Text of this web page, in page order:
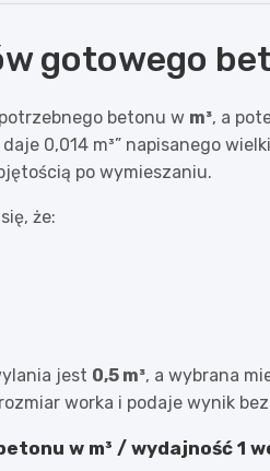
gotowego
betonu w m³, a
0,014 m³” napisanego
po wymieszaniu.
że:
jest 0,5 m³, a wybrana
worka i podaje wynik
w m³ / wydajność 1